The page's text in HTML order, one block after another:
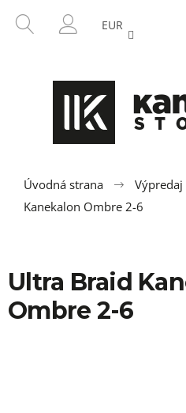
HĽADAŤ
PRIHLÁSENIE
EUR
Úvodná strana Výpredaj
Kanekalon Ombre 2-6
Ultra Braid
Ombre 2-6
SPÄŤ
SPÄŤ
e
e
t